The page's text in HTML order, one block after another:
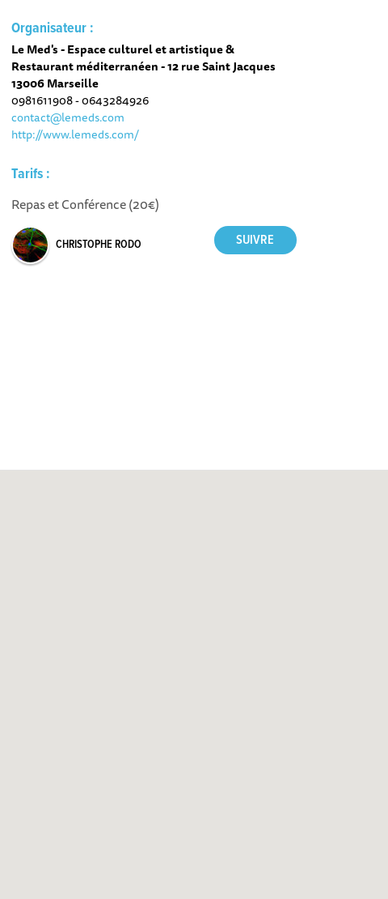
Organisateur :
Le Med's - Espace culturel et artistique &
Restaurant méditerranéen - 12 rue Saint Jacques
13006 Marseille
0981611908 - 0643284926
contact@lemeds.com
http://www.lemeds.com/
Tarifs :
Repas et Conférence (20€)
CHRISTOPHE RODO